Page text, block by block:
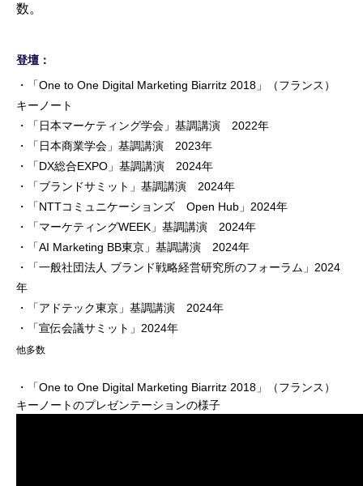
数。
登壇：
・「One to One Digital Marketing Biarritz 2018」（フランス）
キーノート
・「日本マーケティング学会」基調講演 2022年
・「日本商業学会」基調講演 2023年
・「DX総合EXPO」基調講演 2024年
・「ブランドサミット」基調講演 2024年
・「NTTコミュニケーションズ Open Hub」2024年
・「マーケティングWEEK」基調講演 2024年
・「AI Marketing BB東京」基調講演 2024年
・「一般社団法人 ブランド戦略経営研究所のフォーラム」2024
年
・「アドテック東京」基調講演 2024年
・「宣伝会議サミット」2024年
他多数
・「One to One Digital Marketing Biarritz 2018」（フランス）
キーノートのプレゼンテーションの様子